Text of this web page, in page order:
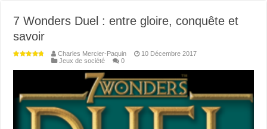
7 Wonders Duel : entre gloire, conquête et
savoir
Charles Mercier-Paquin
10 Décembre 2017
Jeux de société
0